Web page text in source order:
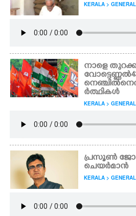
KERALA > GENERAL
നാളെ
വോട്ടെണ്ണൽ
നെഞ്ചിൽ
ർത്ഥികൾ
KERALA > GENERAL
പ്രസൂൺ
ചെയർമാൻ
KERALA > GENERAL